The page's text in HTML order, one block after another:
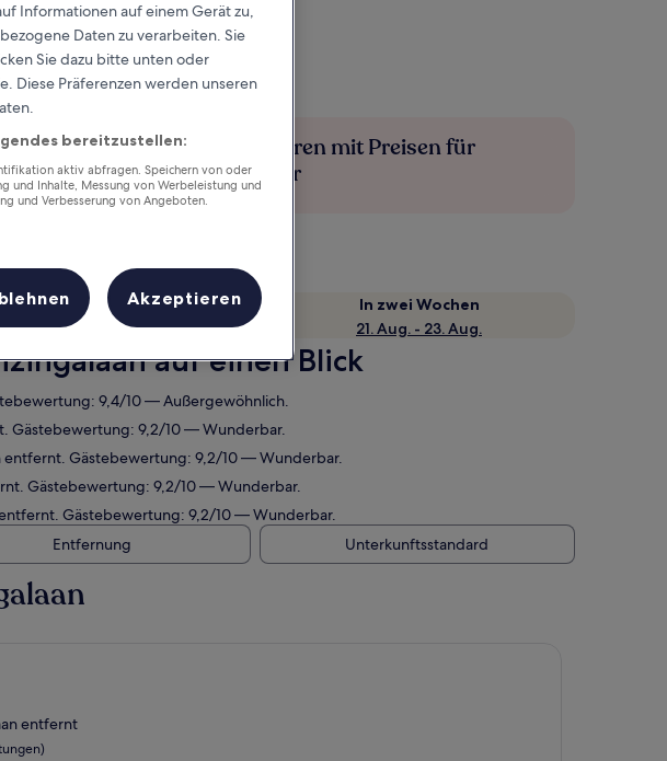
Mehr sparen mit Preisen für
Mitglieder
Nächstes Wochenende
14. Aug. - 16. Aug.
In zwei Wochen
21. Aug. - 23. Aug.
auf einen Blick
9,4/10 — Außergewöhnlich.
Gästebewertung: 9,2/10 — Wunderbar.
entfernt. Gästebewertung: 9,2/10 — Wunderbar.
Gästebewertung: 9,2/10 — Wunderbar.
Gästebewertung: 9,2/10 — Wunderbar.
Entfernung Unterkunftsstandard
entfernt
Informationen auf einem Gerät zu,
Daten zu verarbeiten. Sie
Sie dazu bitte unten oder
Diese Präferenzen werden unseren
bereitzustellen:
aktiv abfragen. Speichern von oder
und Inhalte, Messung von Werbeleistung und
und Verbesserung von Angeboten.
Akzeptieren